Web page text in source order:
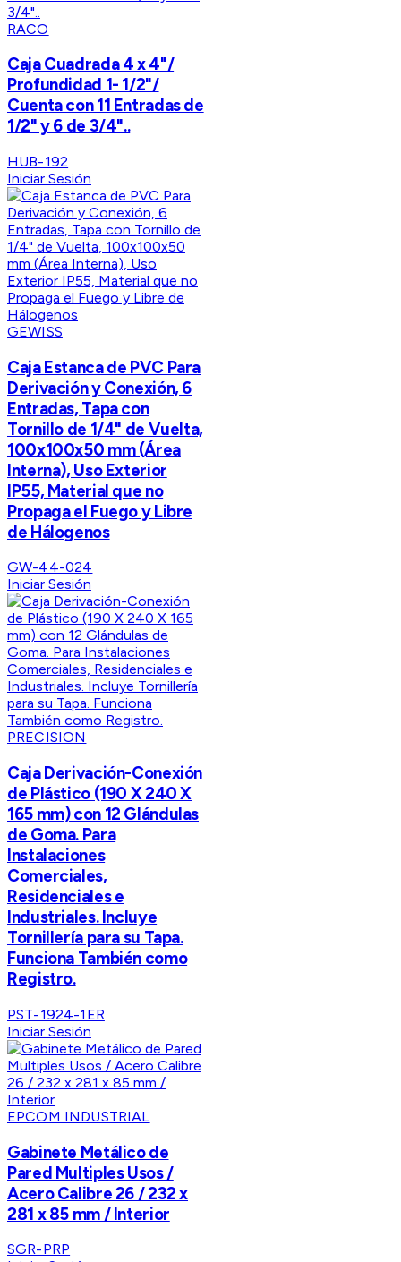
RACO
Caja Cuadrada 4 x 4"/
Profundidad 1- 1/2"/
Cuenta con 11 Entradas de
1/2" y 6 de 3/4"..
HUB-192
Iniciar Sesión
GEWISS
Caja Estanca de PVC Para
Derivación y Conexión, 6
Entradas, Tapa con
Tornillo de 1/4" de Vuelta,
100x100x50 mm (Área
Interna), Uso Exterior
IP55, Material que no
Propaga el Fuego y Libre
de Hálogenos
GW-44-024
Iniciar Sesión
PRECISION
Caja Derivación-Conexión
de Plástico (190 X 240 X
165 mm) con 12 Glándulas
de Goma. Para
Instalaciones
Comerciales,
Residenciales e
Industriales. Incluye
Tornillería para su Tapa.
Funciona También como
Registro.
PST-1924-1ER
Iniciar Sesión
EPCOM INDUSTRIAL
Gabinete Metálico de
Pared Multiples Usos /
Acero Calibre 26 / 232 x
281 x 85 mm / Interior
SGR-PRP